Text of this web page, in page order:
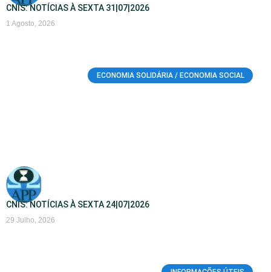
CNIS: NOTÍCIAS À SEXTA 31|07|2026
1 Agosto, 2026
ECONOMIA SOLIDÁRIA / ECONOMIA SOCIAL
CNIS: NOTÍCIAS À SEXTA 24|07|2026
29 Julho, 2026